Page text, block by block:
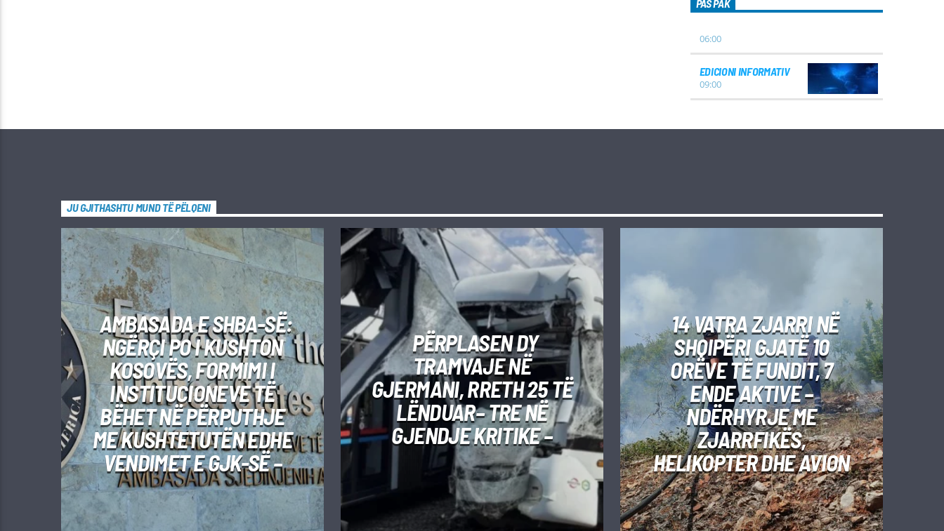
PAS PAK
06:00
EDICIONI INFORMATIV
09:00
JU GJITHASHTU MUND TË PËLQENI
AMBASADA E SHBA-SË:
NGËRÇI PO I KUSHTON
KOSOVËS, FORMIMI I
INSTITUCIONEVE TË
BËHET NË PËRPUTHJE
ME KUSHTETUTËN EDHE
VENDIMET E GJK-SË –
PËRPLASEN DY
TRAMVAJE NË
GJERMANI, RRETH 25 TË
LËNDUAR– TRE NË
GJENDJE KRITIKE –
14 VATRA ZJARRI NË
SHQIPËRI GJATË 10
ORËVE TË FUNDIT, 7
ENDE AKTIVE –
NDËRHYRJE ME
ZJARRFIKËS,
HELIKOPTER DHE AVION